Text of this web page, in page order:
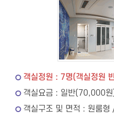
객실정원 : 7명(객실정원
객실요금 : 일반(70,000
객실구조 및 면적 : 원룸